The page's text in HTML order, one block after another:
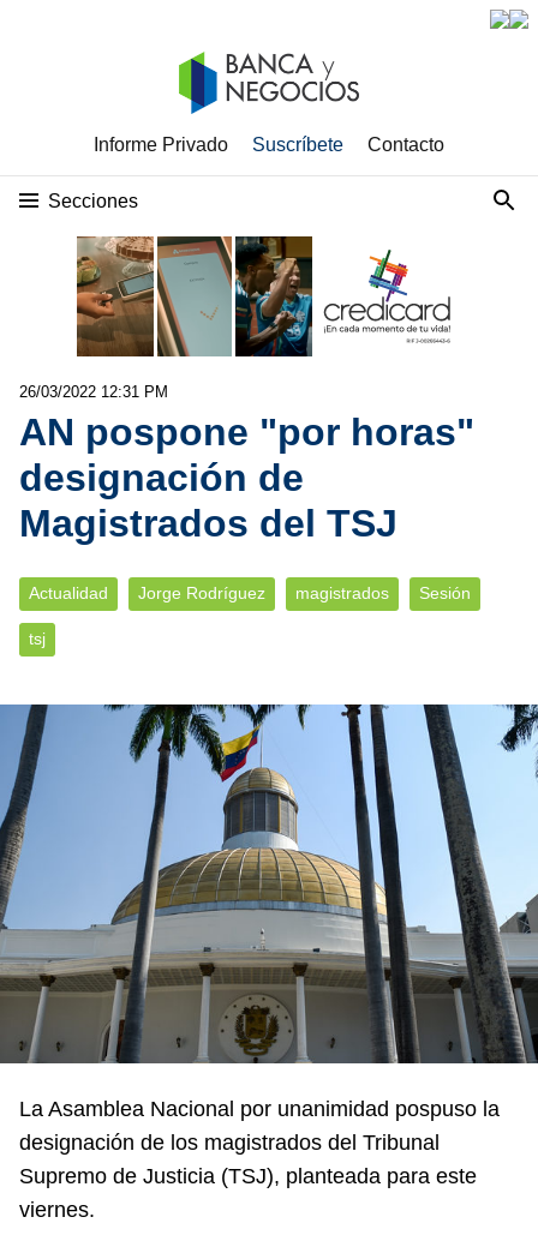
Informe Privado Suscríbete Contacto
Secciones
26/03/2022 12:31 PM
AN pospone "por horas"
designación de
Magistrados del TSJ
Actualidad Jorge Rodríguez magistrados Sesión
tsj
La Asamblea Nacional por unanimidad pospuso la
designación de los magistrados del Tribunal
Supremo de Justicia (TSJ), planteada para este
viernes.